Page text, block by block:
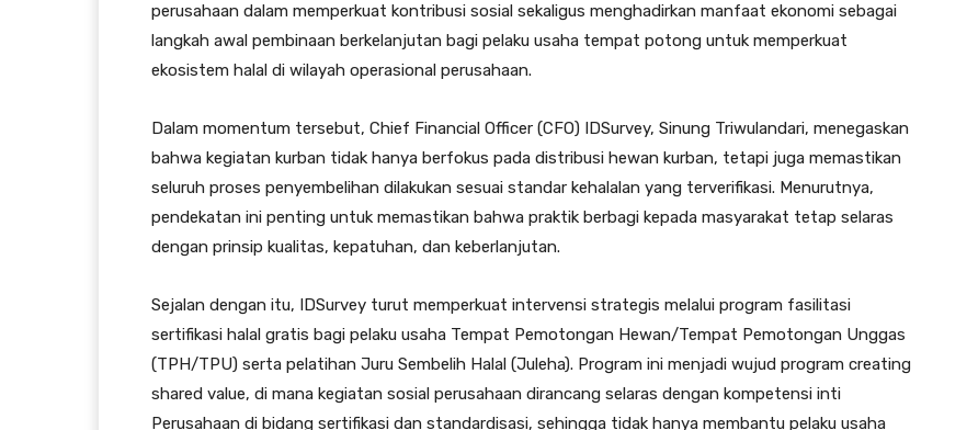
perusahaan dalam memperkuat kontribusi sosial sekaligus menghadirkan manfaat ekonomi sebagai
langkah awal pembinaan berkelanjutan bagi pelaku usaha tempat potong untuk memperkuat
ekosistem halal di wilayah operasional perusahaan.
Dalam momentum tersebut, Chief Financial Officer (CFO) IDSurvey, Sinung Triwulandari, menegaskan
bahwa kegiatan kurban tidak hanya berfokus pada distribusi hewan kurban, tetapi juga memastikan
seluruh proses penyembelihan dilakukan sesuai standar kehalalan yang terverifikasi. Menurutnya,
pendekatan ini penting untuk memastikan bahwa praktik berbagi kepada masyarakat tetap selaras
dengan prinsip kualitas, kepatuhan, dan keberlanjutan.
Sejalan dengan itu, IDSurvey turut memperkuat intervensi strategis melalui program fasilitasi
sertifikasi halal gratis bagi pelaku usaha Tempat Pemotongan Hewan/Tempat Pemotongan Unggas
(TPH/TPU) serta pelatihan Juru Sembelih Halal (Juleha). Program ini menjadi wujud program creating
shared value, di mana kegiatan sosial perusahaan dirancang selaras dengan kompetensi inti
Perusahaan di bidang sertifikasi dan standardisasi, sehingga tidak hanya membantu pelaku usaha